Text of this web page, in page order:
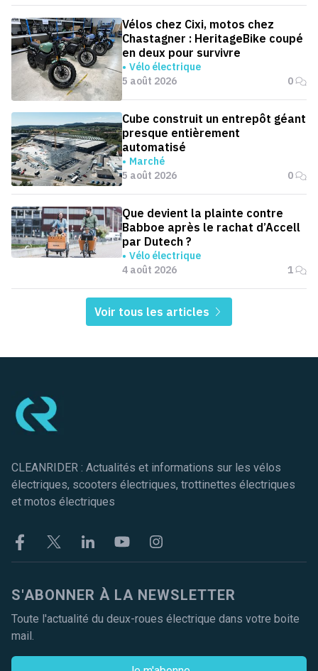
Vélos chez Cixi, motos chez
Chastagner : HeritageBike coupé
en deux pour survivre
Vélo électrique
5 août 2026
0
Cube construit un entrepôt géant
presque entièrement
automatisé
Marché
5 août 2026
0
Que devient la plainte contre
Babboe après le rachat d’Accell
par Dutech ?
Vélo électrique
4 août 2026
1
Voir tous les articles
CLEANRIDER : Actualités et informations sur les vélos
électriques, scooters électriques, trottinettes électriques
et motos électriques
FacebookTwitter LinkekinYoutubeInstagram
S'ABONNER À LA NEWSLETTER
Toute l'actualité du deux-roues électrique dans votre boite
mail.